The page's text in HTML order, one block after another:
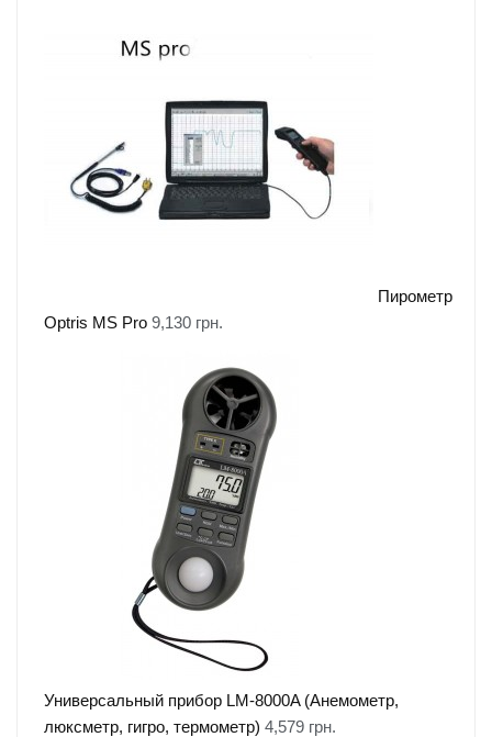
Пирометр
Optris MS Pro 9,130 грн.
Универсальный прибор LM-8000A (Анемометр,
люксметр, гигро, термометр) 4,579 грн.